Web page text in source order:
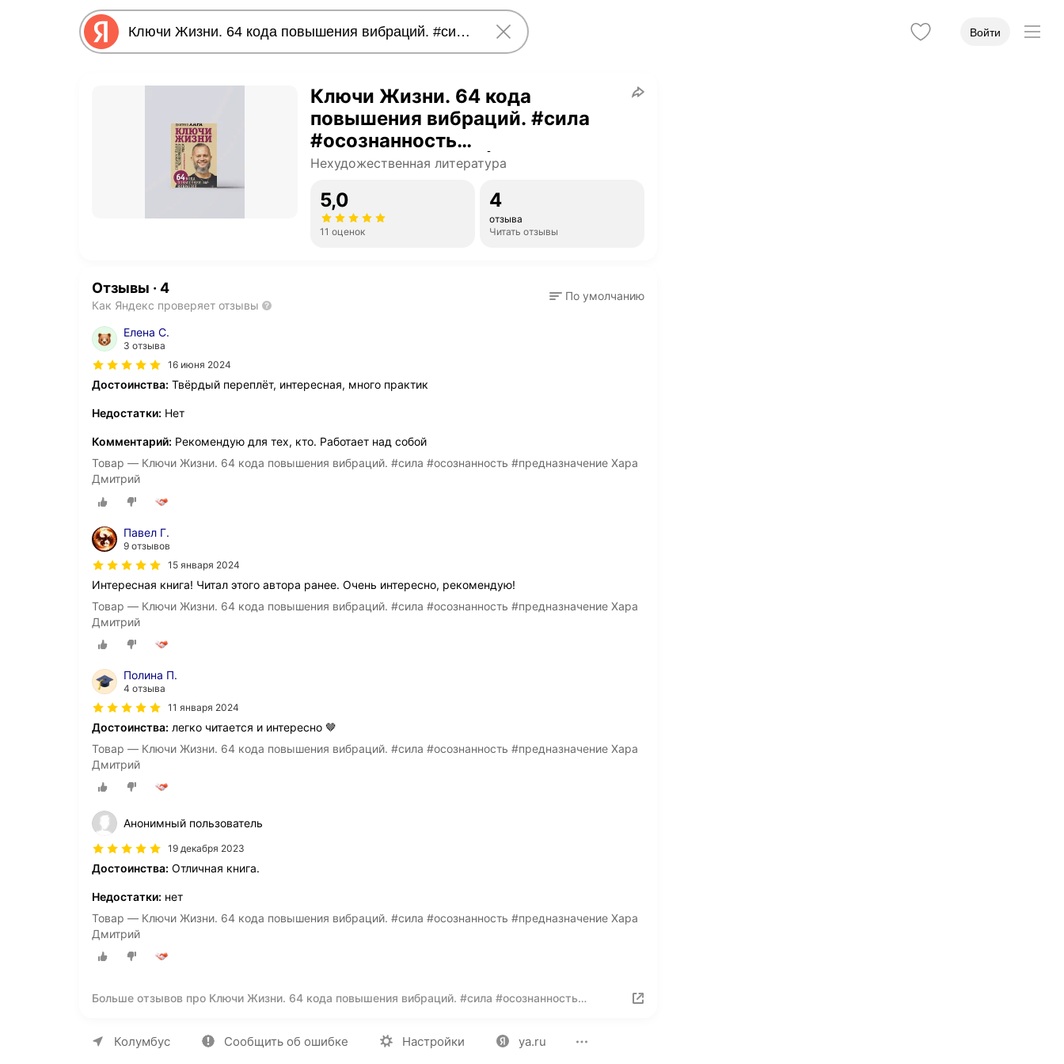
Войти
Ключи Жизни. 64 кода
повышения вибраций. #сила
#осознанность
#предназначение | Хара
Нехудожественная литература
5,0
11 оценок
4
отзыва
Читать отзывы
Отзывы · 4
Как Яндекс проверяет отзывы
По умолчанию
Елена С.
3 отзыва
16 июня 2024
Достоинства: Твёрдый переплёт, интересная, много практик
Недостатки: Нет
Комментарий: Рекомендую для тех, кто. Работает над собой
Товар — Ключи Жизни. 64 кода повышения вибраций. #сила #осознанность #предназначение Хара
Дмитрий
Павел Г.
9 отзывов
15 января 2024
Интересная книга! Читал этого автора ранее. Очень интересно, рекомендую!
Товар — Ключи Жизни. 64 кода повышения вибраций. #сила #осознанность #предназначение Хара
Дмитрий
Полина П.
4 отзыва
11 января 2024
Достоинства: легко читается и интересно 🤎
Товар — Ключи Жизни. 64 кода повышения вибраций. #сила #осознанность #предназначение Хара
Дмитрий
Анонимный пользователь
19 декабря 2023
Достоинства: Отличная книга.
Недостатки: нет
Товар — Ключи Жизни. 64 кода повышения вибраций. #сила #осознанность #предназначение Хара
Дмитрий
Больше отзывов про Ключи Жизни. 64 кода повышения вибраций. #сила #осознанность
Колумбус Сообщить об ошибке Настройки ya.ru